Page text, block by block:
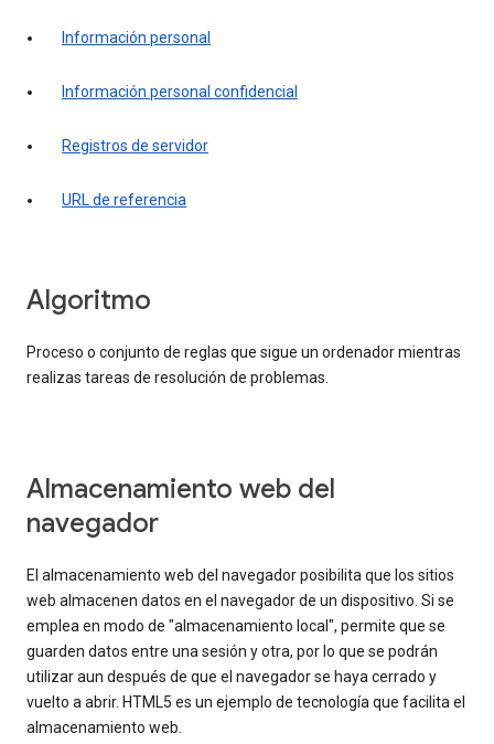
Información personal
Información personal confidencial
Registros de servidor
URL de referencia
Algoritmo
Proceso o conjunto de reglas que sigue un ordenador mientras
realizas tareas de resolución de problemas.
Almacenamiento web del
navegador
El almacenamiento web del navegador posibilita que los sitios
web almacenen datos en el navegador de un dispositivo. Si se
emplea en modo de "almacenamiento local", permite que se
guarden datos entre una sesión y otra, por lo que se podrán
utilizar aun después de que el navegador se haya cerrado y
vuelto a abrir. HTML5 es un ejemplo de tecnología que facilita el
almacenamiento web.